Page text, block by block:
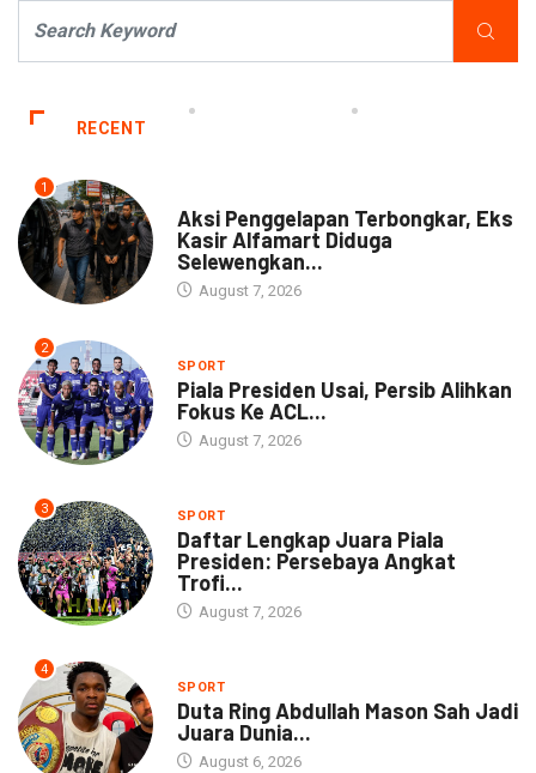
RECENT
1
Aksi Penggelapan Terbongkar, Eks
Kasir Alfamart Diduga
Selewengkan...
August 7, 2026
2
SPORT
Piala Presiden Usai, Persib Alihkan
Fokus Ke ACL...
August 7, 2026
3 SPORT
Daftar Lengkap Juara Piala
Presiden: Persebaya Angkat
Trofi...
August 7, 2026
4
SPORT
Duta Ring Abdullah Mason Sah Jadi
Juara Dunia...
August 6, 2026